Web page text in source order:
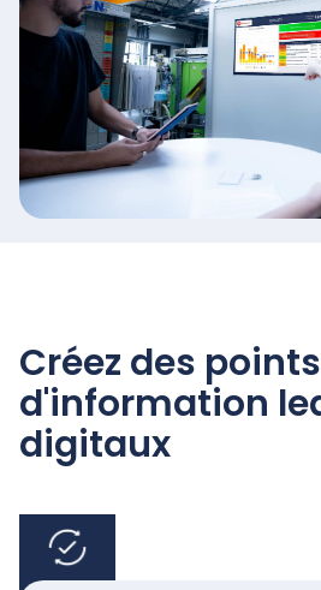
Créez des points
d'information
digitaux